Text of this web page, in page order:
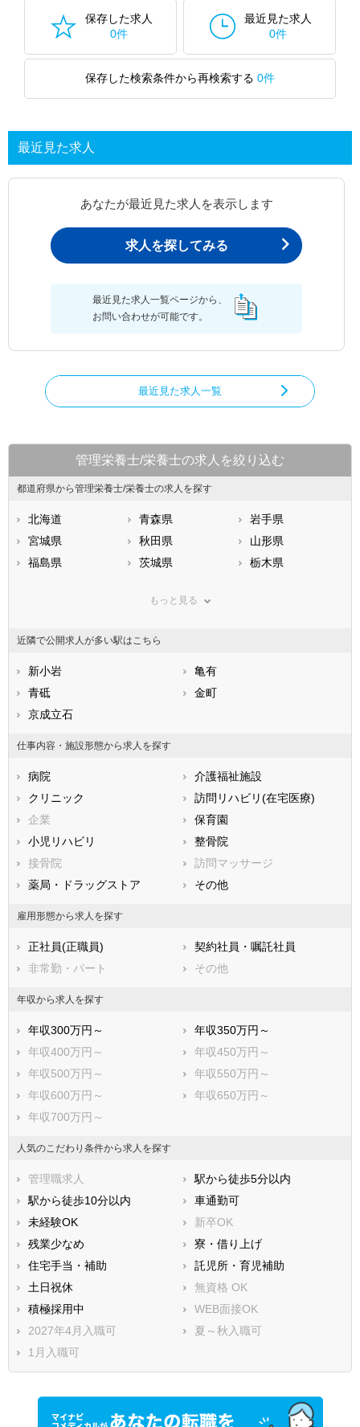
保存した求人
0件
最近見た求人
0件
保存した検索条件から再検索する 0件
最近見た求人
あなたが最近見た求人を表示します
求人を探してみる
最近見た求人一覧ページから、
お問い合わせが可能です。
最近見た求人一覧
管理栄養士/栄養士の求人を絞り込む
都道府県から管理栄養士/栄養士の求人を探す
北海道 青森県
岩手県
宮城県
秋田県
山形県
福島県
茨城県
栃木県
神奈川県
石川県
福井県
静岡県
滋賀県
兵庫県
香川県
高知県
福岡県
長崎県
熊本県
鹿児島県
もっと見る
近隣で公開求人が多い駅はこちら
新小岩
亀有
青砥
金町
京成立石
仕事内容・施設形態から求人を探す
病院
介護福祉施設
クリニック
訪問リハビリ(在宅医療)
企業
保育園
小児リハビリ
整骨院
接骨院
訪問マッサージ
薬局・ドラッグストア
その他
雇用形態から求人を探す
正社員(正職員)
契約社員・嘱託社員
非常勤・パート
その他
年収から求人を探す
年収300万円～
年収350万円～
年収400万円～
年収450万円～
年収500万円～
年収550万円～
年収600万円～
年収650万円～
年収700万円～
人気のこだわり条件から求人を探す
管理職求人
駅から徒歩5分以内
駅から徒歩10分以内
車通勤可
未経験OK
新卒OK
残業少なめ
寮・借り上げ
住宅手当・補助
託児所・育児補助
土日祝休
無資格 OK
積極採用中
WEB面接OK
2027年4月入職可
夏～秋入職可
1月入職可